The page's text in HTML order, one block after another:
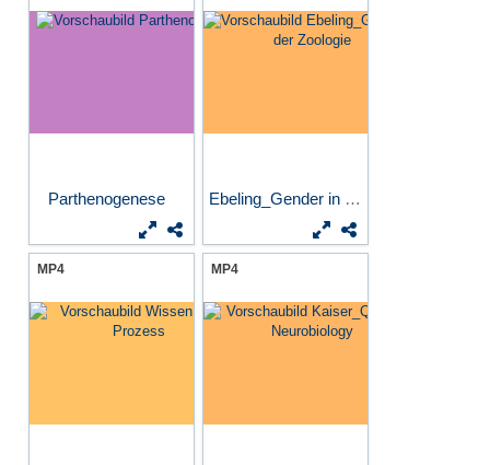
Parthenogenese Ebeling_Gender in der Zoologie
MP4 MP4